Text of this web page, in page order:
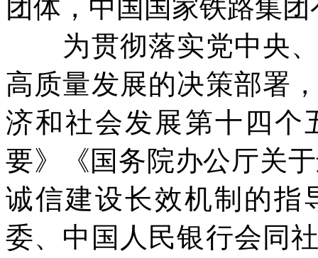
团体，中国国家铁路集
为贯彻落实党中央、
高质量发展的决策部署
济和社会发展第十四个
要》《国务院办公厅关
诚信建设长效机制的指
委、中国人民银行会同